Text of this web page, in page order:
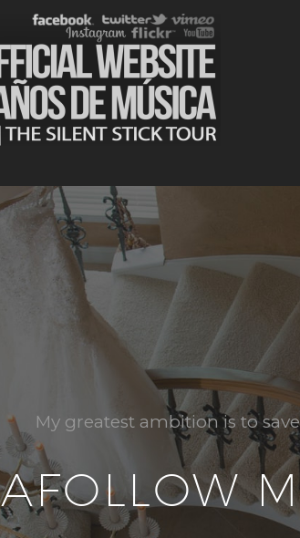
My greatest ambition is to
AFOLLOW